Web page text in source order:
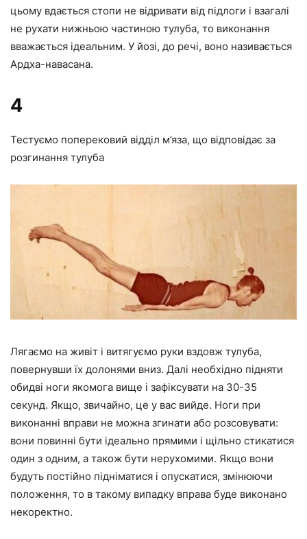
цьому вдається стопи не відривати від підлоги і взагалі
не рухати нижньою частиною тулуба, то виконання
вважається ідеальним. У йозі, до речі, воно називається
Ардха-навасана.
4
Тестуємо поперековий відділ м’яза, що відповідає за
розгинання тулуба
Лягаємо на живіт і витягуємо руки вздовж тулуба,
повернувши їх долонями вниз. Далі необхідно підняти
обидві ноги якомога вище і зафіксувати на 30-35
секунд. Якщо, звичайно, це у вас вийде. Ноги при
виконанні вправи не можна згинати або розсовувати:
вони повинні бути ідеально прямими і щільно стикатися
один з одним, а також бути нерухомими. Якщо вони
будуть постійно підніматися і опускатися, змінюючи
положення, то в такому випадку вправа буде виконано
некоректно.